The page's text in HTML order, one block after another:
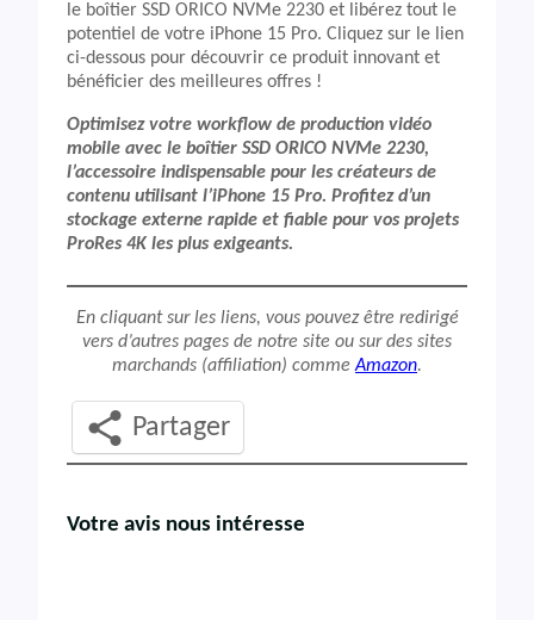
le boîtier SSD ORICO NVMe 2230 et libérez tout le
potentiel de votre iPhone 15 Pro. Cliquez sur le lien
ci-dessous pour découvrir ce produit innovant et
bénéficier des meilleures offres !
Optimisez votre workflow de production vidéo
mobile avec le boîtier SSD ORICO NVMe 2230,
l’accessoire indispensable pour les créateurs de
contenu utilisant l’iPhone 15 Pro. Profitez d’un
stockage externe rapide et fiable pour vos projets
ProRes 4K les plus exigeants.
En cliquant sur les liens, vous pouvez être redirigé
vers d’autres pages de notre site ou sur des sites
marchands (affiliation) commeAmazon.
Partager
Votre avis nous intéresse